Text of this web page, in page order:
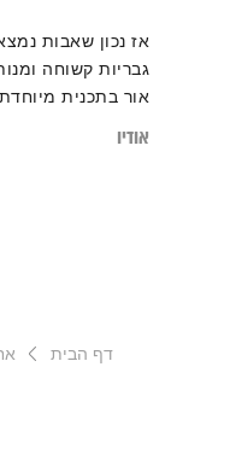
אז נכון שאבות
גבריות קשוחה
אור בתכנית
אודיו
דף הבית